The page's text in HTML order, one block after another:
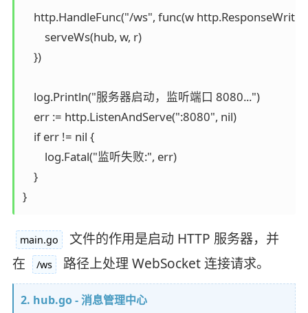
http.HandleFunc("/ws", func(w http.ResponseWriter,
        serveWs(hub, w, r)
    })
    log.Println("服务器启动，监听端口 8080...")
    err := http.ListenAndServe(":8080", nil)
    if err != nil {
        log.Fatal("监听失败:", err)
    }
}
main.go
文件的作用是启动 HTTP 服务器，并
在
/ws 路径上处理 WebSocket 连接请求。
2. hub.go - 消息管理中心